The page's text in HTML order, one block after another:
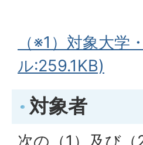
（※1）対象大
ル:259.1KB)
対象者